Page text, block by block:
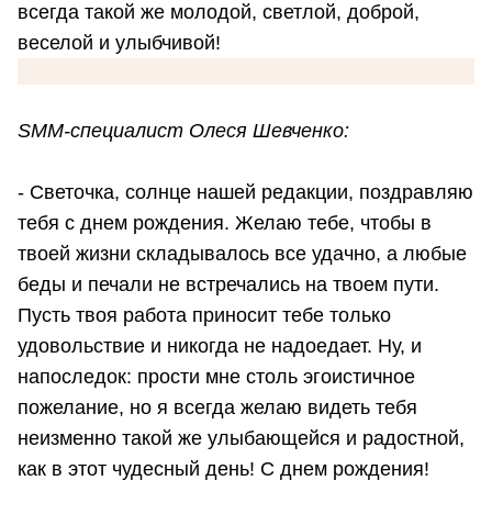
всегда такой же молодой, светлой, доброй,
веселой и улыбчивой!
SMM-специалист Олеся Шевченко:
- Светочка, солнце нашей редакции, поздравляю
тебя с днем рождения. Желаю тебе, чтобы в
твоей жизни складывалось все удачно, а любые
беды и печали не встречались на твоем пути.
Пусть твоя работа приносит тебе только
удовольствие и никогда не надоедает. Ну, и
напоследок: прости мне столь эгоистичное
пожелание, но я всегда желаю видеть тебя
неизменно такой же улыбающейся и радостной,
как в этот чудесный день! С днем рождения!